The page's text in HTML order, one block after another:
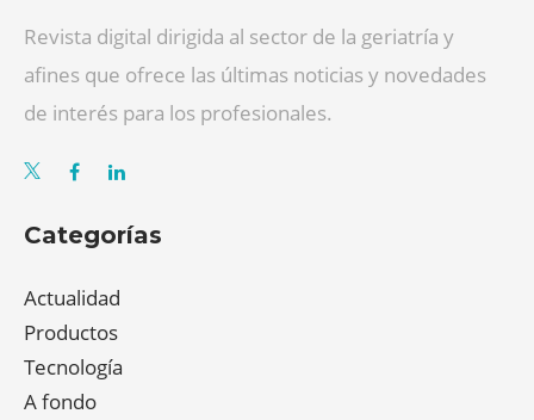
Revista digital dirigida al sector de la geriatría y
afines que ofrece las últimas noticias y novedades
de interés para los profesionales.
Categorías
Actualidad
Productos
Tecnología
A fondo